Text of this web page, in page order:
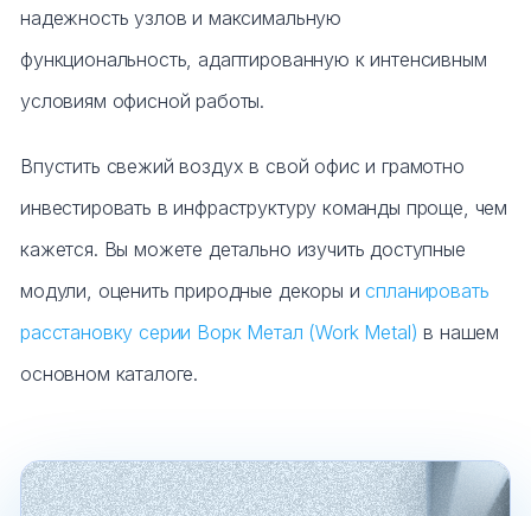
надежность узлов и максимальную
функциональность, адаптированную к интенсивным
условиям офисной работы.
Впустить свежий воздух в свой офис и грамотно
инвестировать в инфраструктуру команды проще, чем
кажется. Вы можете детально изучить доступные
модули, оценить природные декоры и спланировать
расстановку серии Ворк Метал (Work Metal) в нашем
основном каталоге.